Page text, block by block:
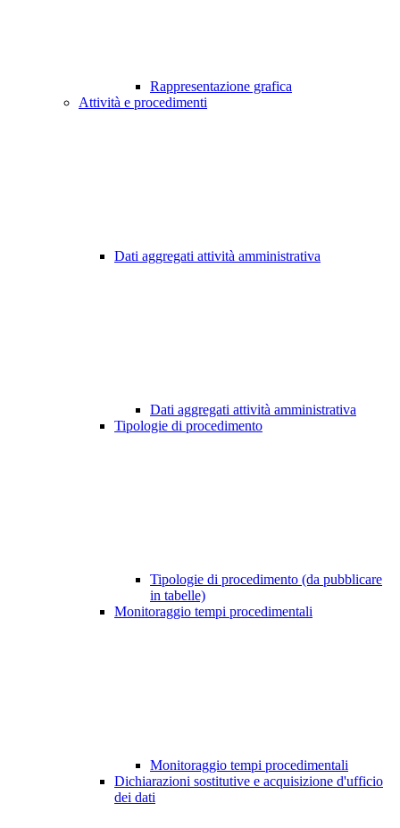
Rappresentazione grafica
Attività e procedimenti
Dati aggregati attività amministrativa
Dati aggregati attività amministrativa
Tipologie di procedimento
Tipologie di procedimento (da pubblicare
in tabelle)
Monitoraggio tempi procedimentali
Monitoraggio tempi procedimentali
Dichiarazioni sostitutive e acquisizione d'ufficio
dei dati